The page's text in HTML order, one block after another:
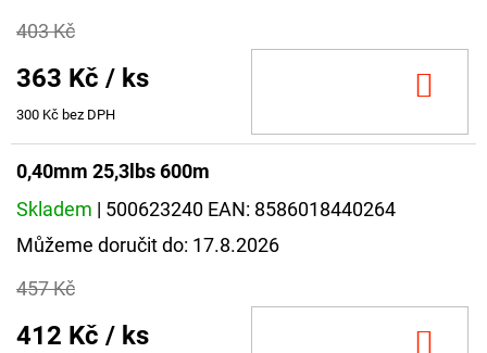
403 Kč
363 Kč / ks
300 Kč bez DPH
0,40mm 25,3lbs 600m
Skladem | 500623240 EAN: 8586018440264
Můžeme doručit do: 17.8.2026
457 Kč
412 Kč / ks